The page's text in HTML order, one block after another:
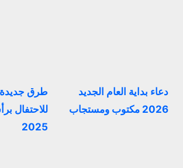
دعاء بداية العام الجديد
2026 مكتوب ومستجاب
طرق جديدة
للاحتفال
2025